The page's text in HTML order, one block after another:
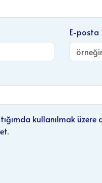
E-posta
kullanılmak üzere